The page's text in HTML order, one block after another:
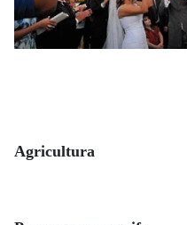
Agricultura